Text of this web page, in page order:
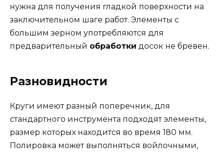
нужна для получения гладкой поверхности на
заключительном шаге работ. Элементы с
большим зерном употребляются для
предварительный обработки досок не бревен.
Разновидности
Круги имеют разный поперечник, для
стандартного инструмента подходят элементы,
размер которых находится во время 180 мм.
Полировка может выполняться войлочными,